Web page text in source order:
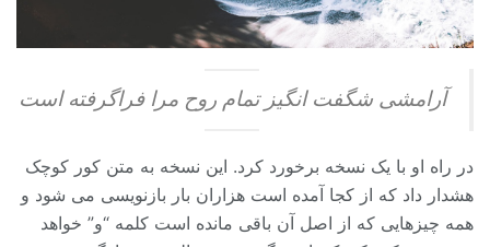
آرامشی شگفت انگیز تمام روح مرا فراگرفته است
در راه او با یک نسخه برخورد کرد. این نسخه به متن کور کوچک
هشدار داد که از کجا آمده است هزاران بار بازنویسی می شود و
همه چیزهایی که از اصل آن باقی مانده است کلمه “و” خواهد